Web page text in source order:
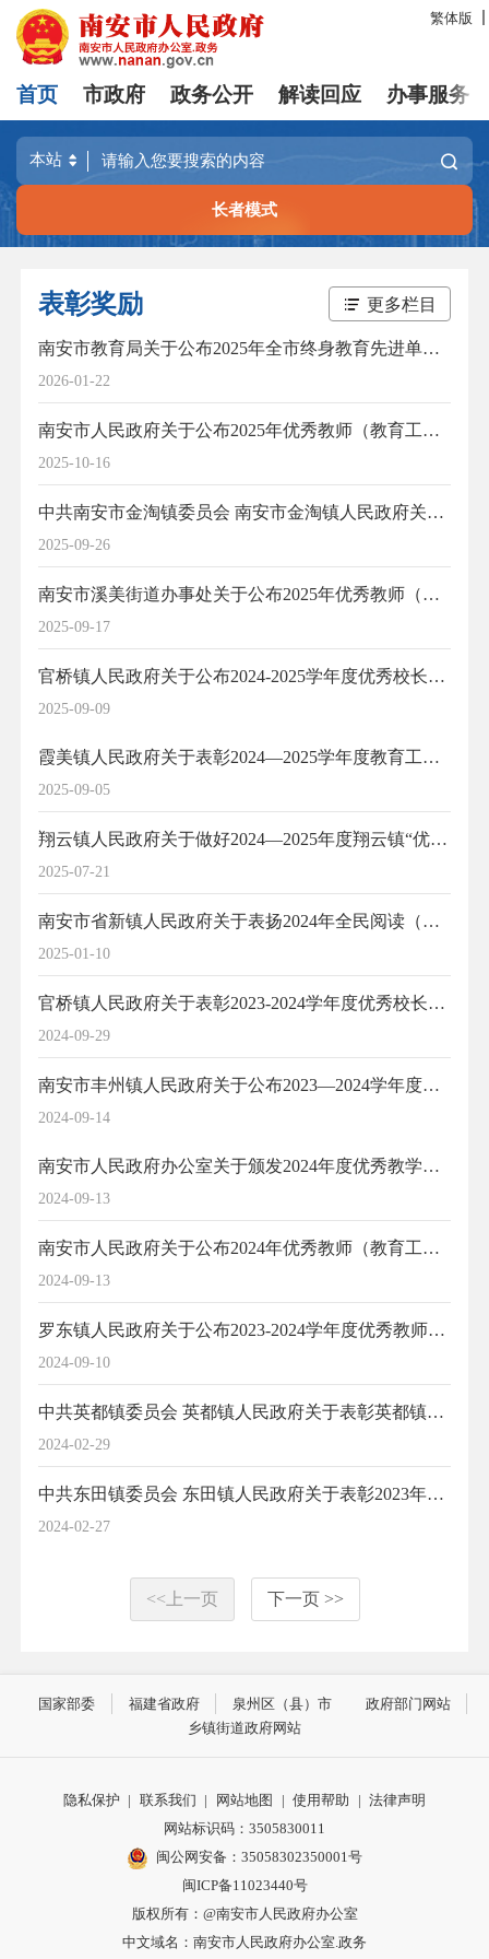
繁体版
首页 市政府 政务公开 解读回应 办事服务
长者模式
表彰奖励 更多栏目
2026-01-22
南安市教育局关于公布2025年全市终身教育先进单位、先进工作者、优秀志愿者、新时代“百姓学习之星”及终身学习品牌项目名单的通知
2025-10-16
南安市人民政府关于公布2025年优秀教师（教育工作者）名单的通知
2025-09-26
中共南安市金淘镇委员会 南安市金淘镇人民政府关于表彰金淘镇2024—2025学年教育先进单位、优秀教师、优秀教育工作者的决定
2025-09-17
南安市溪美街道办事处关于公布2025年优秀教师（教育工作者）名单的通知
2025-09-09
官桥镇人民政府关于公布2024-2025学年度优秀校长、优秀教师的通知
2025-09-05
霞美镇人民政府关于表彰2024—2025学年度教育工作先进集体和先进个人的决定
2025-07-21
翔云镇人民政府关于做好2024—2025年度翔云镇“优秀教师”评选表彰工作的通知
2025-01-10
南安市省新镇人民政府关于表扬2024年全民阅读（校园系列）先进单位及个人的决定
2024-09-29
官桥镇人民政府关于表彰2023-2024学年度优秀校长、优秀教师的通报
2024-09-14
南安市丰州镇人民政府关于公布2023—2024学年度优秀教师、教学质量优秀奖、优秀毕业生名单的通知
2024-09-13
南安市人民政府办公室关于颁发2024年度优秀教学成果奖励的通知
2024-09-13
南安市人民政府关于公布2024年优秀教师（教育工作者）名单的通知
2024-09-10
罗东镇人民政府关于公布2023-2024学年度优秀教师（优秀教育工作者）名单的通知
2024-02-29
中共英都镇委员会 英都镇人民政府关于表彰英都镇“深学争优、敢为争先、实干争效”行动先进集体和先进个人的通报
2024-02-27
中共东田镇委员会 东田镇人民政府关于表彰2023年度先进集体和先进个人的通报
<<上一页 下一页 >>
国家部委 福建省政府 泉州区（县）市
政府部门网站
乡镇街道政府网站
隐私保护 | 联系我们 | 网站地图 | 使用帮助 | 法律声明
网站标识码：3505830011
闽公网安备：35058302350001号
闽ICP备11023440号
版权所有：@南安市人民政府办公室
中文域名：南安市人民政府办公室.政务